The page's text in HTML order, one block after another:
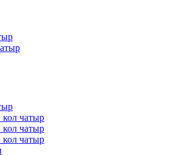
кол чатыр
кол чатыр
кол чатыр